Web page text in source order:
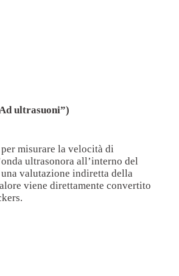
ultrasuoni”)
misurare la velocità di
ultrasonora all’interno del
valutazione indiretta della
viene direttamente convertito